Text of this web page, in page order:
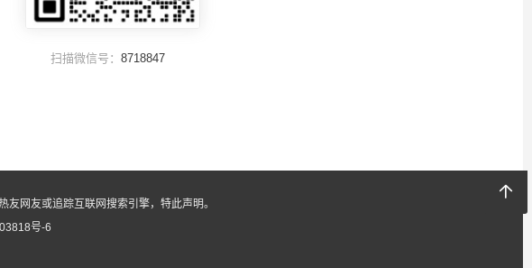
扫描微信号：8718847
网友或追踪互联网搜索引擎，特此声明。
号-6